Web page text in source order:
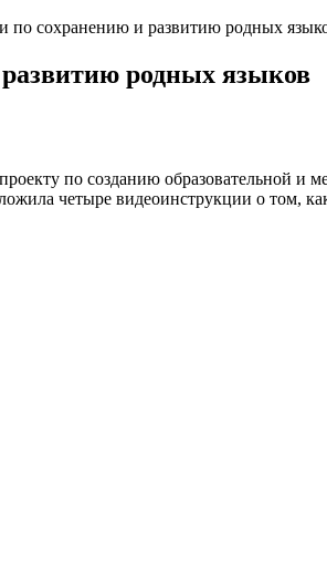
по сохранению и развитию родных
родных языков
по созданию
четыре видеоинструкции о том, как